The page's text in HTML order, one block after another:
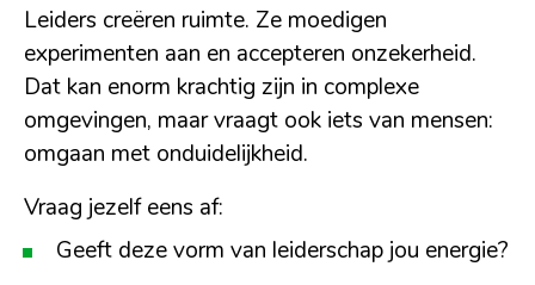
Leiders creëren ruimte. Ze moedigen
experimenten aan en accepteren onzekerheid.
Dat kan enorm krachtig zijn in complexe
omgevingen, maar vraagt ook iets van mensen:
omgaan met onduidelijkheid.
Vraag jezelf eens af:
Geeft deze vorm van leiderschap jou energie?